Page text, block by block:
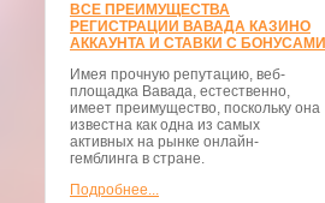
ВСЕ ПРЕИМУЩЕСТВА
РЕГИСТРАЦИИ ВАВАДА КАЗИНО
АККАУНТА И СТАВКИ С БОНУСАМИ
Имея прочную репутацию, веб-
площадка Вавада, естественно,
имеет преимущество, поскольку она
известна как одна из самых
активных на рынке онлайн-
гемблинга в стране.
Подробнее...